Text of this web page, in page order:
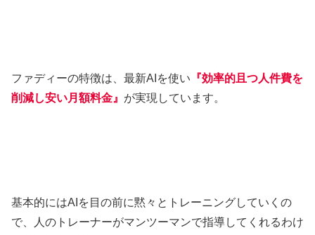
ファディーの特徴は、最新AIを使い 『効率的且つ人件費を
削減し安い月額料金』 が実現しています。
基本的にはAIを目の前に黙々とトレーニングしていくの
で、人のトレーナーがマンツーマンで指導してくれるわけ